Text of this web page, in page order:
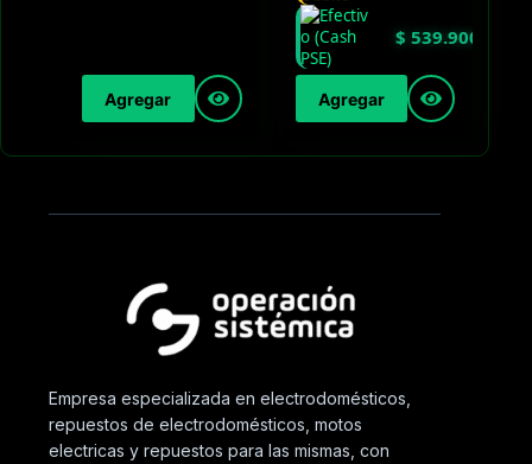
Agregar
$ 539.900
Agregar
Empresa especializada en electrodomésticos,
repuestos de electrodomésticos, motos
electricas y repuestos para las mismas, con